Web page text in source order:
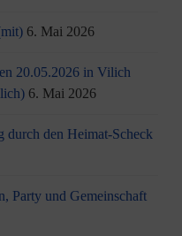
6. Mai 2026
20.05.2026 in Vilich
6. Mai 2026
durch den Heimat-Scheck
Party und Gemeinschaft